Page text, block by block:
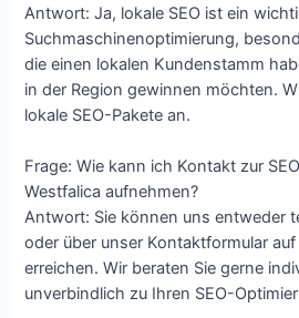
Antwort: Ja, lokale SEO ist ein
Suchmaschinenoptimierung,
die einen lokalen Kundenstamm
in der Region gewinnen möchten.
lokale SEO-Pakete an.
Frage: Wie kann ich Kontakt zur
Westfalica aufnehmen?
Antwort: Sie können uns entweder
oder über unser Kontaktformular
erreichen. Wir beraten Sie gerne
unverbindlich zu Ihren SEO-